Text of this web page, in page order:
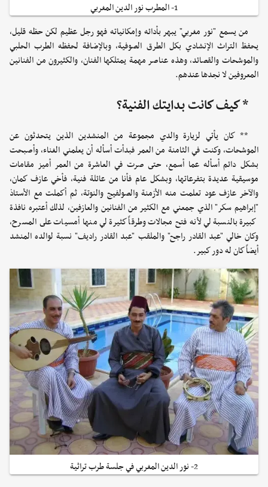
1- المطرب نور الدين المغربي
من يسمع "نور مغربي" يبهر بأدائه وإمكانياته فهو رجل عظيم لكن حظه قليل،
يحفظ التراث الإنشادي بكل الطرق الصوفية، وبالإضافة لحفظه الطرب الحلبي
والموشحات والقصائد، وهذه عناصر مهمة يمتلكها الفنان، والكثيرون من الفنانين
المعروفين لا نجدها عندهم.
* كيف كانت بدايتك الفنية؟
** كان يأتي لزيارة والدي مجموعة من المنشدين الذين يتحدثون عن
الموشحات، وكنت في الثامنة من العمر فبدأت أسأله أن يعلمني الغناء، وأصبحت
بشكل دائم أسأله عما أسمع، حتى صرت في العاشرة من العمر أميز مقامات
موسيقية عديدة بتفرعاتها، وبشكل عام فأنا من عائلة فنية، فأخي عازف كمان،
والآخر عازف عود تعلمت منه الأزمنة والصولفيج والنوتة، ثم أكملت مع الأستاذ
"إبراهيم سكر" الذي جمعني مع الكثير من الفنانين والعازفين، لذلك أعتبره نافذة
كبيرة بالنسبة لي لأنه فتح مجالات وطرقاً كثيرة لي منها أمسيات على المسرح،
وكان خالي "عبد القادر راجح" والملقب "عبد القادر راديف" نسبة لوالده المنشد
أيضاً كان له دور كبير.
2- نور الدين المغربي في جلسة طرب تراثية